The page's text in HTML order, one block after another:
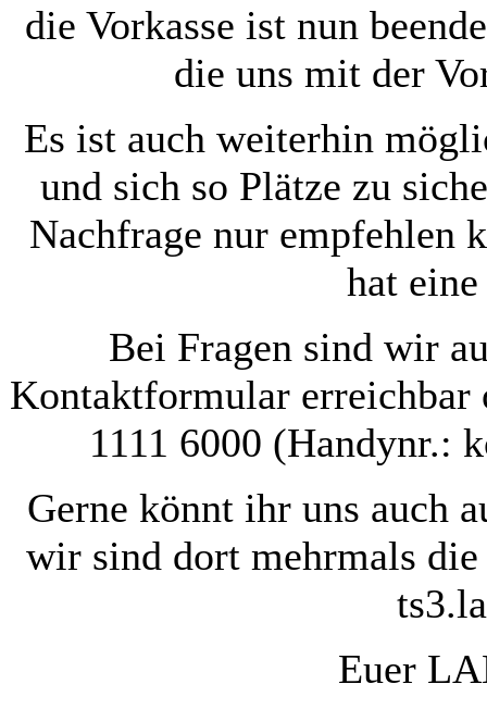
die Vorkasse ist nun
die uns mit der
Es ist auch weiterhin
und sich so Plätze zu
Nachfrage nur empfehlen
hat
Bei Fragen sind wir
Kontaktformular
1111 6000 (Handynr.:
Gerne könnt ihr uns auch
wir sind dort mehrmals
Euer